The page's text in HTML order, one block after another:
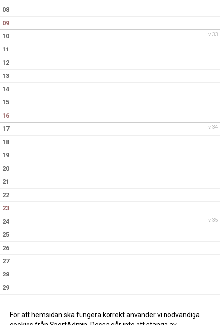
08
09
v.33
10
11
12
13
14
15
16
v.34
17
18
19
20
21
22
23
v.35
24
25
26
27
28
29
För att hemsidan ska fungera korrekt använder vi nödvändiga